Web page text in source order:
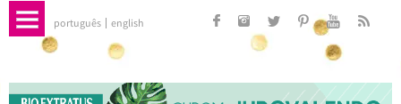
português english